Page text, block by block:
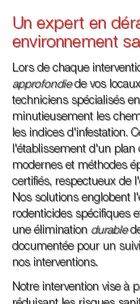
Un expert en
environnement
Lors de chaque
approfondiede vos
techniciens spécialisés
minutieusement les
les indices d'infestation.
l'établissement d'un plan
modernes et méthodes
certifiés, respectueux de
Nos solutions englobent
rodenticides spécifiques
une élimination durable
documentée pour un
nos interventions.
Notre intervention vise à